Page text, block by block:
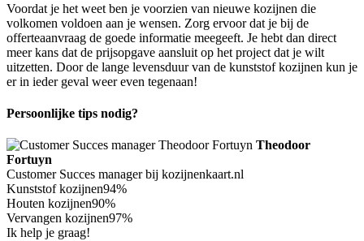
Voordat je het weet ben je voorzien van nieuwe kozijnen die
volkomen voldoen aan je wensen. Zorg ervoor dat je bij de
offerteaanvraag de goede informatie meegeeft. Je hebt dan direct
meer kans dat de prijsopgave aansluit op het project dat je wilt
uitzetten. Door de lange levensduur van de kunststof kozijnen kun je
er in ieder geval weer even tegenaan!
Persoonlijke tips nodig?
Theodoor
Fortuyn
Customer Succes manager bij kozijnenkaart.nl
Kunststof kozijnen94%
Houten kozijnen90%
Vervangen kozijnen97%
Ik help je graag!